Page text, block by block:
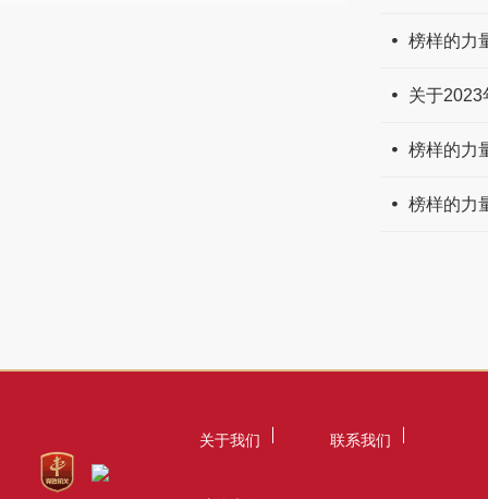
榜样的力
关于2023
榜样的力
榜样的力
关于我们 联系我们